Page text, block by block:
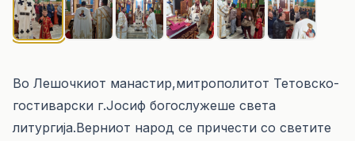
Во Лешочкиот манастир,митрополитот Тетовско-
гостиварски г.Јосиф богослужеше света
литургија.Верниот народ се причести со светите